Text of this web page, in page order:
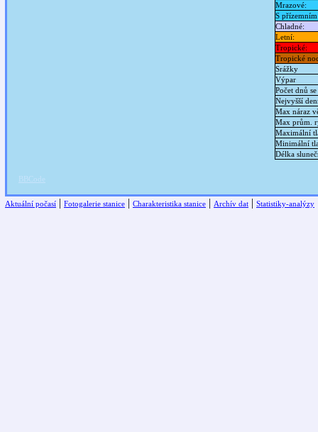
Mrazové:
S
Chladné:
Letní:
Tropické:
Tropické
Srážky
Výpar
Počet dnů
Nejvyšší
Max náraz
Max prům.
Maximální
Minimální
Délka
BBCode
Aktuální počasí | Fotogalerie stanice | Charakteristika stanice | Archív dat | Statistiky-analýzy